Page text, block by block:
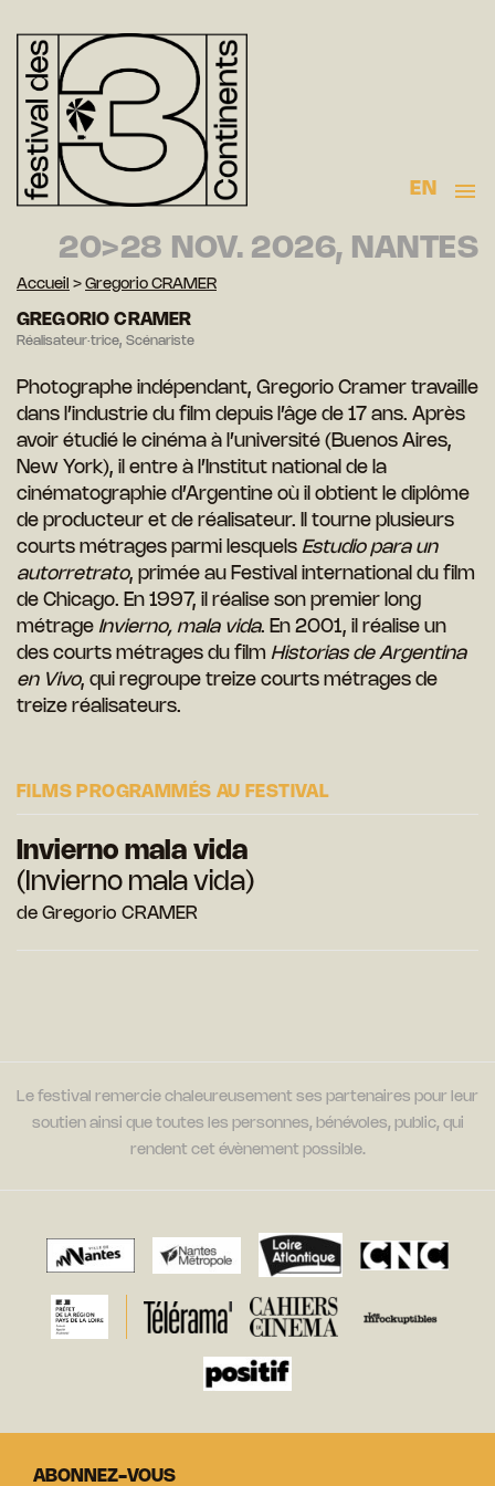
EN
20>28 NOV. 2026, NANTES
Accueil > Gregorio CRAMER
GREGORIO CRAMER
Réalisateur·trice, Scénariste
Photographe indépendant, Gregorio Cramer travaille
dans l’industrie du film depuis l’âge de 17 ans. Après
avoir étudié le cinéma à l’université (Buenos Aires,
New York), il entre à l’Institut national de la
cinématographie d’Argentine où il obtient le diplôme
de producteur et de réalisateur. Il tourne plusieurs
courts métrages parmi lesquels Estudio para un
autorretrato, primée au Festival international du film
de Chicago. En 1997, il réalise son premier long
métrage Invierno, mala vida. En 2001, il réalise un
des courts métrages du film Historias de Argentina
en Vivo, qui regroupe treize courts métrages de
treize réalisateurs.
FILMS PROGRAMMÉS AU FESTIVAL
Invierno mala vida
(Invierno mala vida)
de Gregorio CRAMER
Le festival remercie chaleureusement ses partenaires pour leur
soutien ainsi que toutes les personnes, bénévoles, public, qui
rendent cet évènement possible.
ABONNEZ-VOUS